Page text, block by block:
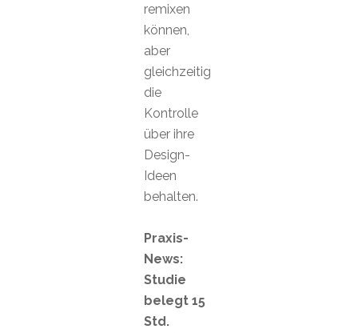
remixen
können,
aber
gleichzeitig
die
Kontrolle
über ihre
Design-
Ideen
behalten.
Praxis-
News:
Studie
belegt 15
Std.